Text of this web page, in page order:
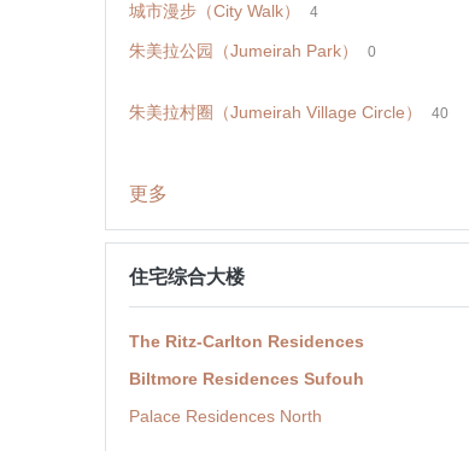
城市漫步（City Walk） 4
朱美拉公园（Jumeirah Park） 0
朱美拉村圈（Jumeirah Village Circle） 40
更多
住宅综合大楼
The Ritz-Carlton Residences
Biltmore Residences Sufouh
Palace Residences North